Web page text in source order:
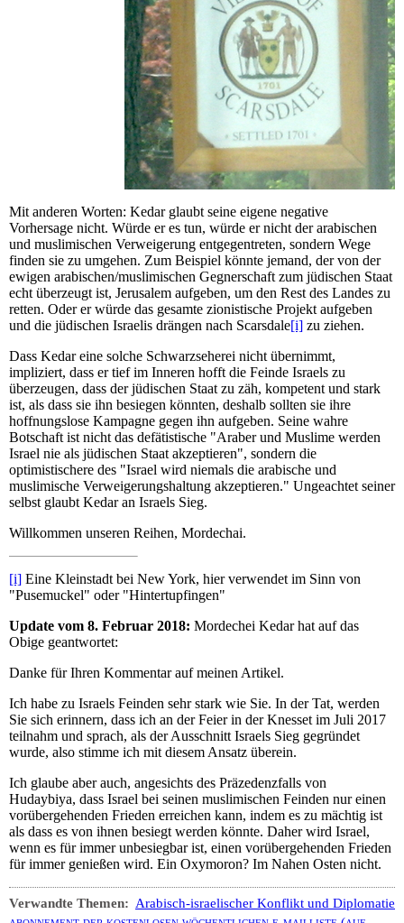
Mit anderen Worten: Kedar glaubt seine eigene negative
Vorhersage nicht. Würde er es tun, würde er nicht der arabischen
und muslimischen Verweigerung entgegentreten, sondern Wege
finden sie zu umgehen. Zum Beispiel könnte jemand, der von der
ewigen arabischen/muslimischen Gegnerschaft zum jüdischen Staat
echt überzeugt ist, Jerusalem aufgeben, um den Rest des Landes zu
retten. Oder er würde das gesamte zionistische Projekt aufgeben
und die jüdischen Israelis drängen nach Scarsdale[i] zu ziehen.
Dass Kedar eine solche Schwarzseherei nicht übernimmt,
impliziert, dass er tief im Inneren hofft die Feinde Israels zu
überzeugen, dass der jüdischen Staat zu zäh, kompetent und stark
ist, als dass sie ihn besiegen könnten, deshalb sollten sie ihre
hoffnungslose Kampagne gegen ihn aufgeben. Seine wahre
Botschaft ist nicht das defätistische "Araber und Muslime werden
Israel nie als jüdischen Staat akzeptieren", sondern die
optimistischere des "Israel wird niemals die arabische und
muslimische Verweigerungshaltung akzeptieren." Ungeachtet seiner
selbst glaubt Kedar an Israels Sieg.
Willkommen unseren Reihen, Mordechai.
[i] Eine Kleinstadt bei New York, hier verwendet im Sinn von
"Pusemuckel" oder "Hintertupfingen"
Update vom 8. Februar 2018: Mordechei Kedar hat auf das
Obige geantwortet:
Danke für Ihren Kommentar auf meinen Artikel.
Ich habe zu Israels Feinden sehr stark wie Sie. In der Tat, werden
Sie sich erinnern, dass ich an der Feier in der Knesset im Juli 2017
teilnahm und sprach, als der Ausschnitt Israels Sieg gegründet
wurde, also stimme ich mit diesem Ansatz überein.
Ich glaube aber auch, angesichts des Präzedenzfalls von
Hudaybiya, dass Israel bei seinen muslimischen Feinden nur einen
vorübergehenden Frieden erreichen kann, indem es zu mächtig ist
als dass es von ihnen besiegt werden könnte. Daher wird Israel,
wenn es für immer unbesiegbar ist, einen vorübergehenden Frieden
für immer genießen wird. Ein Oxymoron? Im Nahen Osten nicht.
Verwandte Themen: Arabisch-israelischer Konflikt und Diplomatie